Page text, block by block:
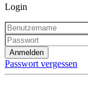
Login
Anmelden
Passwort vergessen